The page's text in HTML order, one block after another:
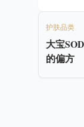
护肤品类
大宝
的偏方